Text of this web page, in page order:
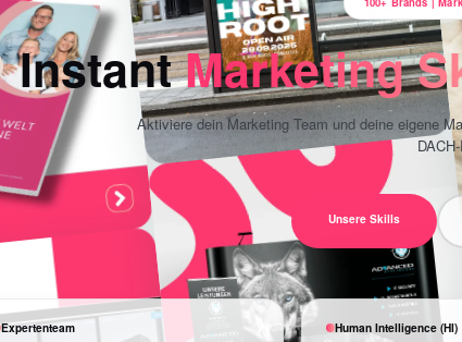
InstantMarketing
Aktiviere dein Marketing Team und deine eigene
Unsere Skills
Expertenteam Human Intelligence (HI)